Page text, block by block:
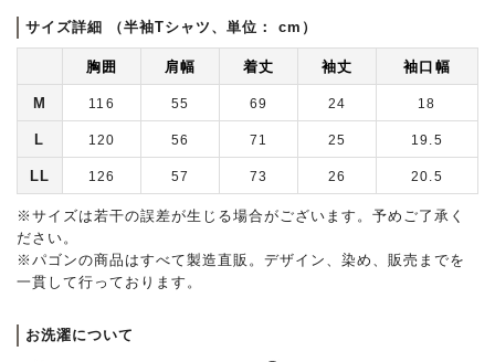
サイズ詳細 （半袖Tシャツ、単位： cm）
胸囲 肩幅 着丈 袖丈 袖口幅
M 116 55 69 24 18
L 120 56 71 25 19.5
LL 126 57 73 26 20.5
※サイズは若干の誤差が生じる場合がございます。予めご了承く
ださい。
※パゴンの商品はすべて製造直販。デザイン、染め、販売までを
一貫して行っております。
お洗濯について